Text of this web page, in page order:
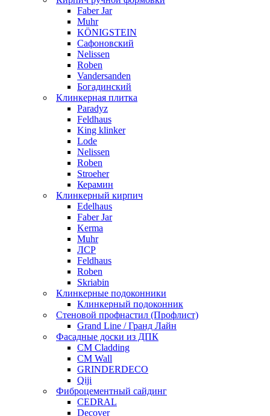
Faber Jar
Muhr
KÖNIGSTEIN
Сафоновский
Nelissen
Roben
Vandersanden
Богадинский
Клинкерная плитка
Paradyz
Feldhaus
King klinker
Lode
Nelissen
Roben
Stroeher
Керамин
Клинкерный кирпич
Edelhaus
Faber Jar
Kerma
Muhr
ЛСР
Feldhaus
Roben
Skriabin
Клинкерные подоконники
Клинкерный подоконник
Стеновой профнастил (Профлист)
Grand Line / Гранд Лайн
Фасадные доски из ДПК
CM Cladding
CM Wall
GRINDERDECO
Qiji
Фиброцементный сайдинг
CEDRAL
Decover